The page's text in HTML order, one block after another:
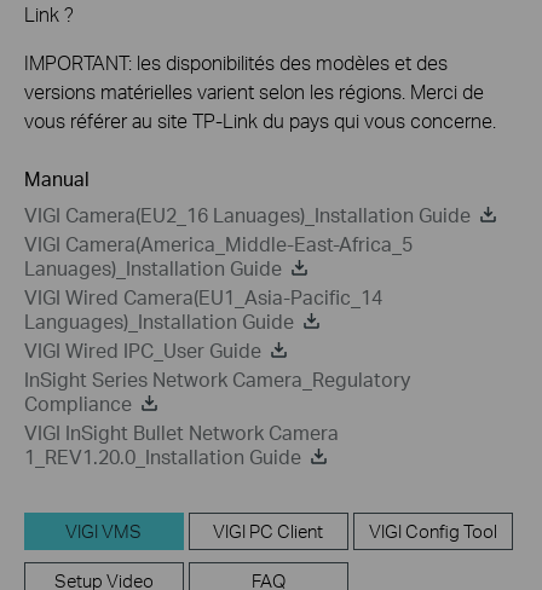
Link ?
IMPORTANT: les disponibilités des modèles et des
versions matérielles varient selon les régions. Merci de
vous référer au site TP-Link du pays qui vous concerne.
Manual
VIGI Camera(EU2_16 Lanuages)_Installation Guide
VIGI Camera(America_Middle-East-Africa_5
Lanuages)_Installation Guide
VIGI Wired Camera(EU1_Asia-Pacific_14
Languages)_Installation Guide
VIGI Wired IPC_User Guide
InSight Series Network Camera_Regulatory
Compliance
VIGI InSight Bullet Network Camera
1_REV1.20.0_Installation Guide
VIGI VMS VIGI PC Client VIGI Config Tool
Setup Video FAQ